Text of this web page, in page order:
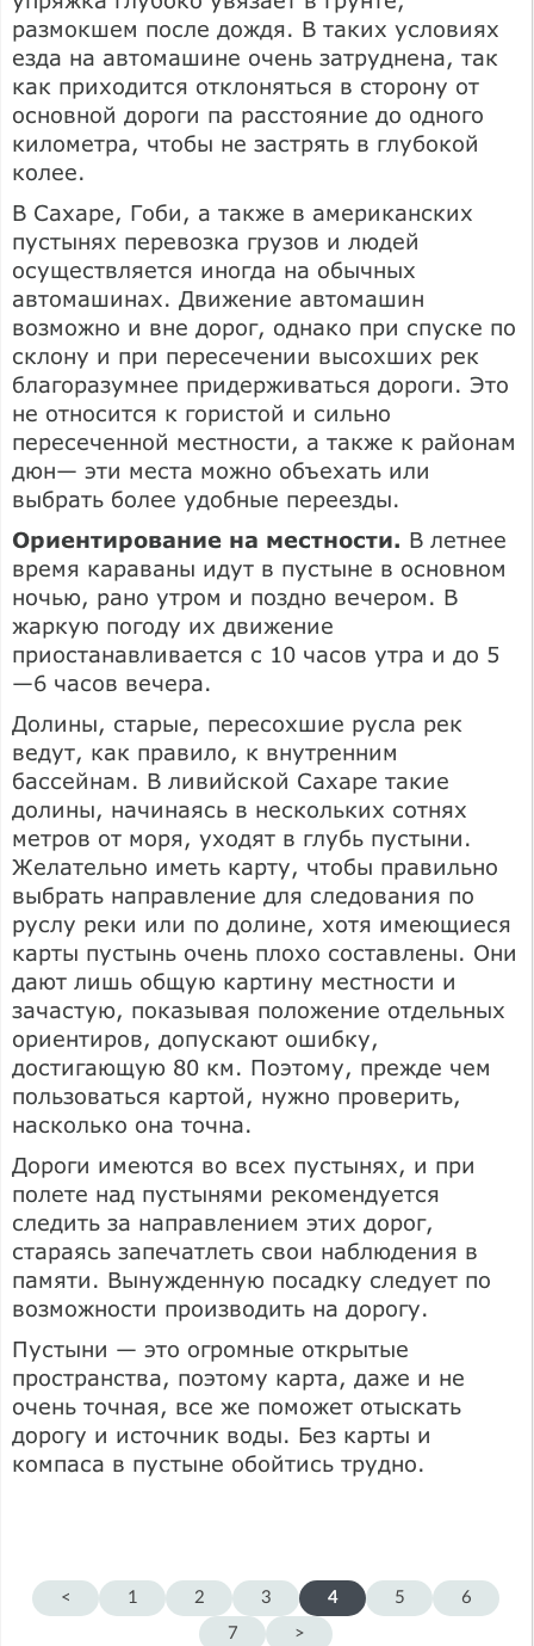
размокшем после дождя. В таких условиях
езда на автомашине очень затруднена, так
как приходится отклоняться в сторону от
основной дороги па расстояние до одного
километра, чтобы не застрять в глубокой
колее.
В Сахаре, Гоби, а также в американских
пустынях перевозка грузов и людей
осуществляется иногда на обычных
автомашинах. Движение автомашин
возможно и вне дорог, однако при спуске по
склону и при пересечении высохших рек
благоразумнее придерживаться дороги. Это
не относится к гористой и сильно
пересеченной местности, а также к районам
дюн— эти места можно объехать или
выбрать более удобные переезды.
Ориентирование на местности. В летнее
время караваны идут в пустыне в основном
ночью, рано утром и поздно вечером. В
жаркую погоду их движение
приостанавливается с 10 часов утра и до 5
—6 часов вечера.
Долины, старые, пересохшие русла рек
ведут, как правило, к внутренним
бассейнам. В ливийской Сахаре такие
долины, начинаясь в нескольких сотнях
метров от моря, уходят в глубь пустыни.
Желательно иметь карту, чтобы правильно
выбрать направление для следования по
руслу реки или по долине, хотя имеющиеся
карты пустынь очень плохо составлены. Они
дают лишь общую картину местности и
зачастую, показывая положение отдельных
ориентиров, допускают ошибку,
достигающую 80 км. Поэтому, прежде чем
пользоваться картой, нужно проверить,
насколько она точна.
Дороги имеются во всех пустынях, и при
полете над пустынями рекомендуется
следить за направлением этих дорог,
стараясь запечатлеть свои наблюдения в
памяти. Вынужденную посадку следует по
возможности производить на дорогу.
Пустыни — это огромные открытые
пространства, поэтому карта, даже и не
очень точная, все же поможет отыскать
дорогу и источник воды. Без карты и
компаса в пустыне обойтись трудно.
< 1 2 3 4 5
6
7
>